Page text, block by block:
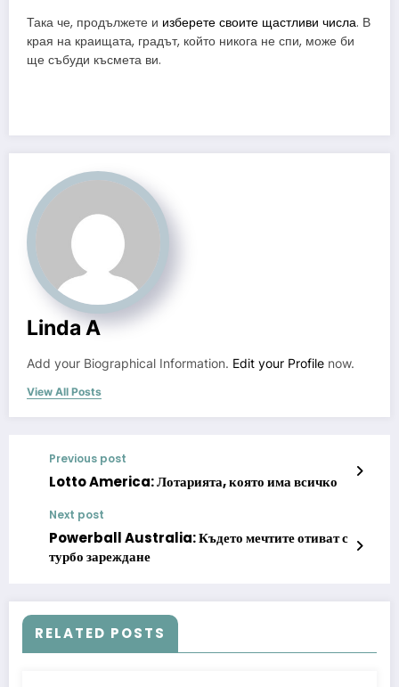
Така че, продължете и изберете своите щастливи числа. В
края на краищата, градът, който никога не спи, може би
ще събуди късмета ви.
Linda A
Add your Biographical Information. Edit your Profile now.
View All Posts
Previous post
Lotto America: Лотарията, която има всичко
Next post
Powerball Australia: Където мечтите отиват с
турбо зареждане
RELATED POSTS